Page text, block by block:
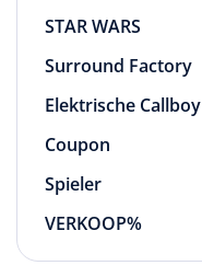
STAR WARS
Surround Factory
Elektrische Callboy
Coupon
Spieler
VERKOOP%